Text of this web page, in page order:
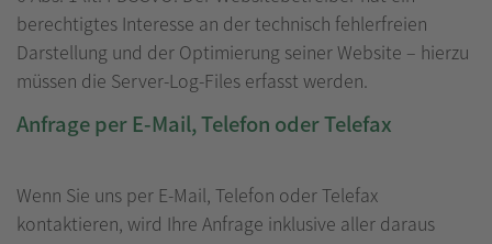
berechtigtes Interesse an der technisch fehlerfreien
Darstellung und der Optimierung seiner Website – hierzu
müssen die Server-Log-Files erfasst werden.
Anfrage per E-Mail, Telefon oder Telefax
Wenn Sie uns per E-Mail, Telefon oder Telefax
kontaktieren, wird Ihre Anfrage inklusive aller daraus